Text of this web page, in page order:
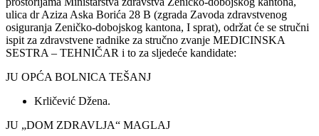
ulica dr Aziza Aska Borića 28 B (zgrada Zavoda zdravstvenog
osiguranja Zeničko-dobojskog kantona, I sprat), održat će se stručni
ispit za zdravstvene radnike za stručno zvanje MEDICINSKA
SESTRA – TEHNIČAR i to za sljedeće kandidate:
JU OPĆA BOLNICA TEŠANJ
Krličević Džena.
JU „DOM ZDRAVLJA“ MAGLAJ